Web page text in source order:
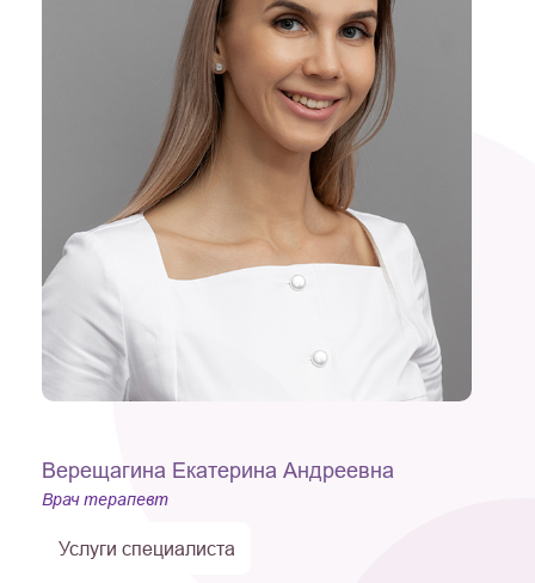
Верещагина Екатерина Андреевна
Врач терапевт
Услуги специалиста